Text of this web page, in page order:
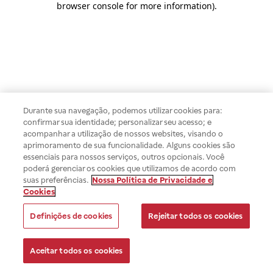
browser console for more information).
Durante sua navegação, podemos utilizar cookies para:
confirmar sua identidade; personalizar seu acesso; e
acompanhar a utilização de nossos websites, visando o
aprimoramento de sua funcionalidade. Alguns cookies são
essenciais para nossos serviços, outros opcionais. Você
poderá gerenciar os cookies que utilizamos de acordo com
suas preferências. Nossa Política de Privacidade e
Cookies
Definições de cookies Rejeitar todos os cookies
Aceitar todos os cookies